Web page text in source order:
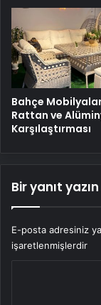
Bahçe
Rattan ve
Karşılaştırması
Bir yanıt yazın
E-posta adresiniz
işaretlenmişlerdir